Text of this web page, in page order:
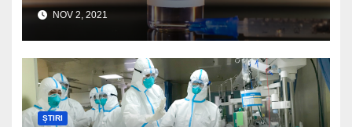
NOV 2, 2021
ȘTIRI